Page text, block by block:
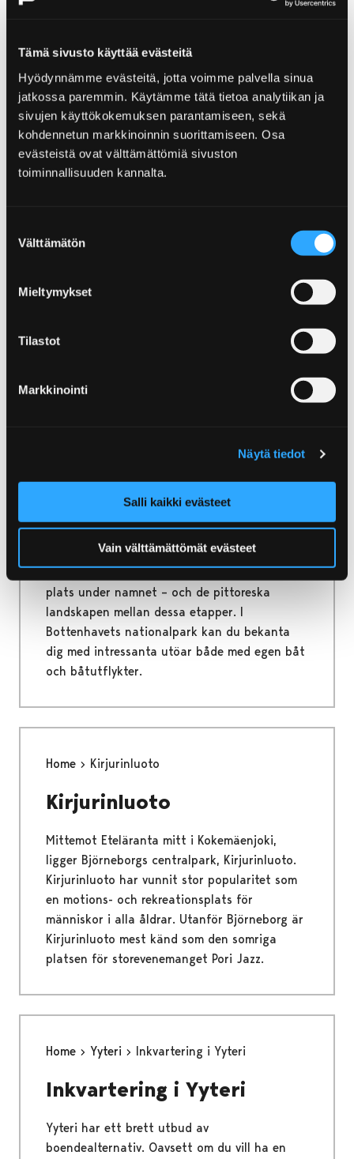
Tämä sivusto käyttää evästeitä
Hyödynnämme evästeitä, jotta voimme palvella sinua
jatkossa paremmin. Käytämme tätä tietoa analytiikan ja
sivujen käyttökokemuksen parantamiseen, sekä
kohdennetun markkinoinnin suorittamiseen. Osa
evästeistä ovat välttämättömiä sivuston
toiminnallisuuden kannalta.
valinta
Välttämätön
Mieltymykset
Tilastot
Markkinointi
Näytä tiedot
Salli kaikki evästeet
Vain välttämättömät evästeet
I naturen är du en hedersgäst. Tack för att ni
håller er till etiketten i friluftslivet så att våra
värdefulla naturområden bevaras för
framtiden!
För barnfamiljer
I Björneborg blir det inte tråkigt för barnen.
konst och olika aktiviteter för barn. Här är
Yyteri är den mest magnifika sandstranden i
Norden. Samtidigt är det mycket mer än så,
eftersom Reposaari, Kallo och Ahlainen får
plats under namnet – och de pittoreska
landskapen mellan dessa etapper. I
Bottenhavets nationalpark kan du bekanta
dig med intressanta utöar både med egen båt
och båtutflykter.
Home Kirjurinluoto
Kirjurinluoto
Mittemot Eteläranta mitt i Kokemäenjoki,
ligger Björneborgs centralpark, Kirjurinluoto.
Kirjurinluoto har vunnit stor popularitet som
en motions- och rekreationsplats för
människor i alla åldrar. Utanför Björneborg är
Kirjurinluoto mest känd som den somriga
platsen för storevenemanget Pori Jazz.
Home Yyteri Inkvartering i Yyteri
Inkvartering i Yyteri
Yyteri har ett brett utbud av
boendealternativ. Oavsett om du vill ha en